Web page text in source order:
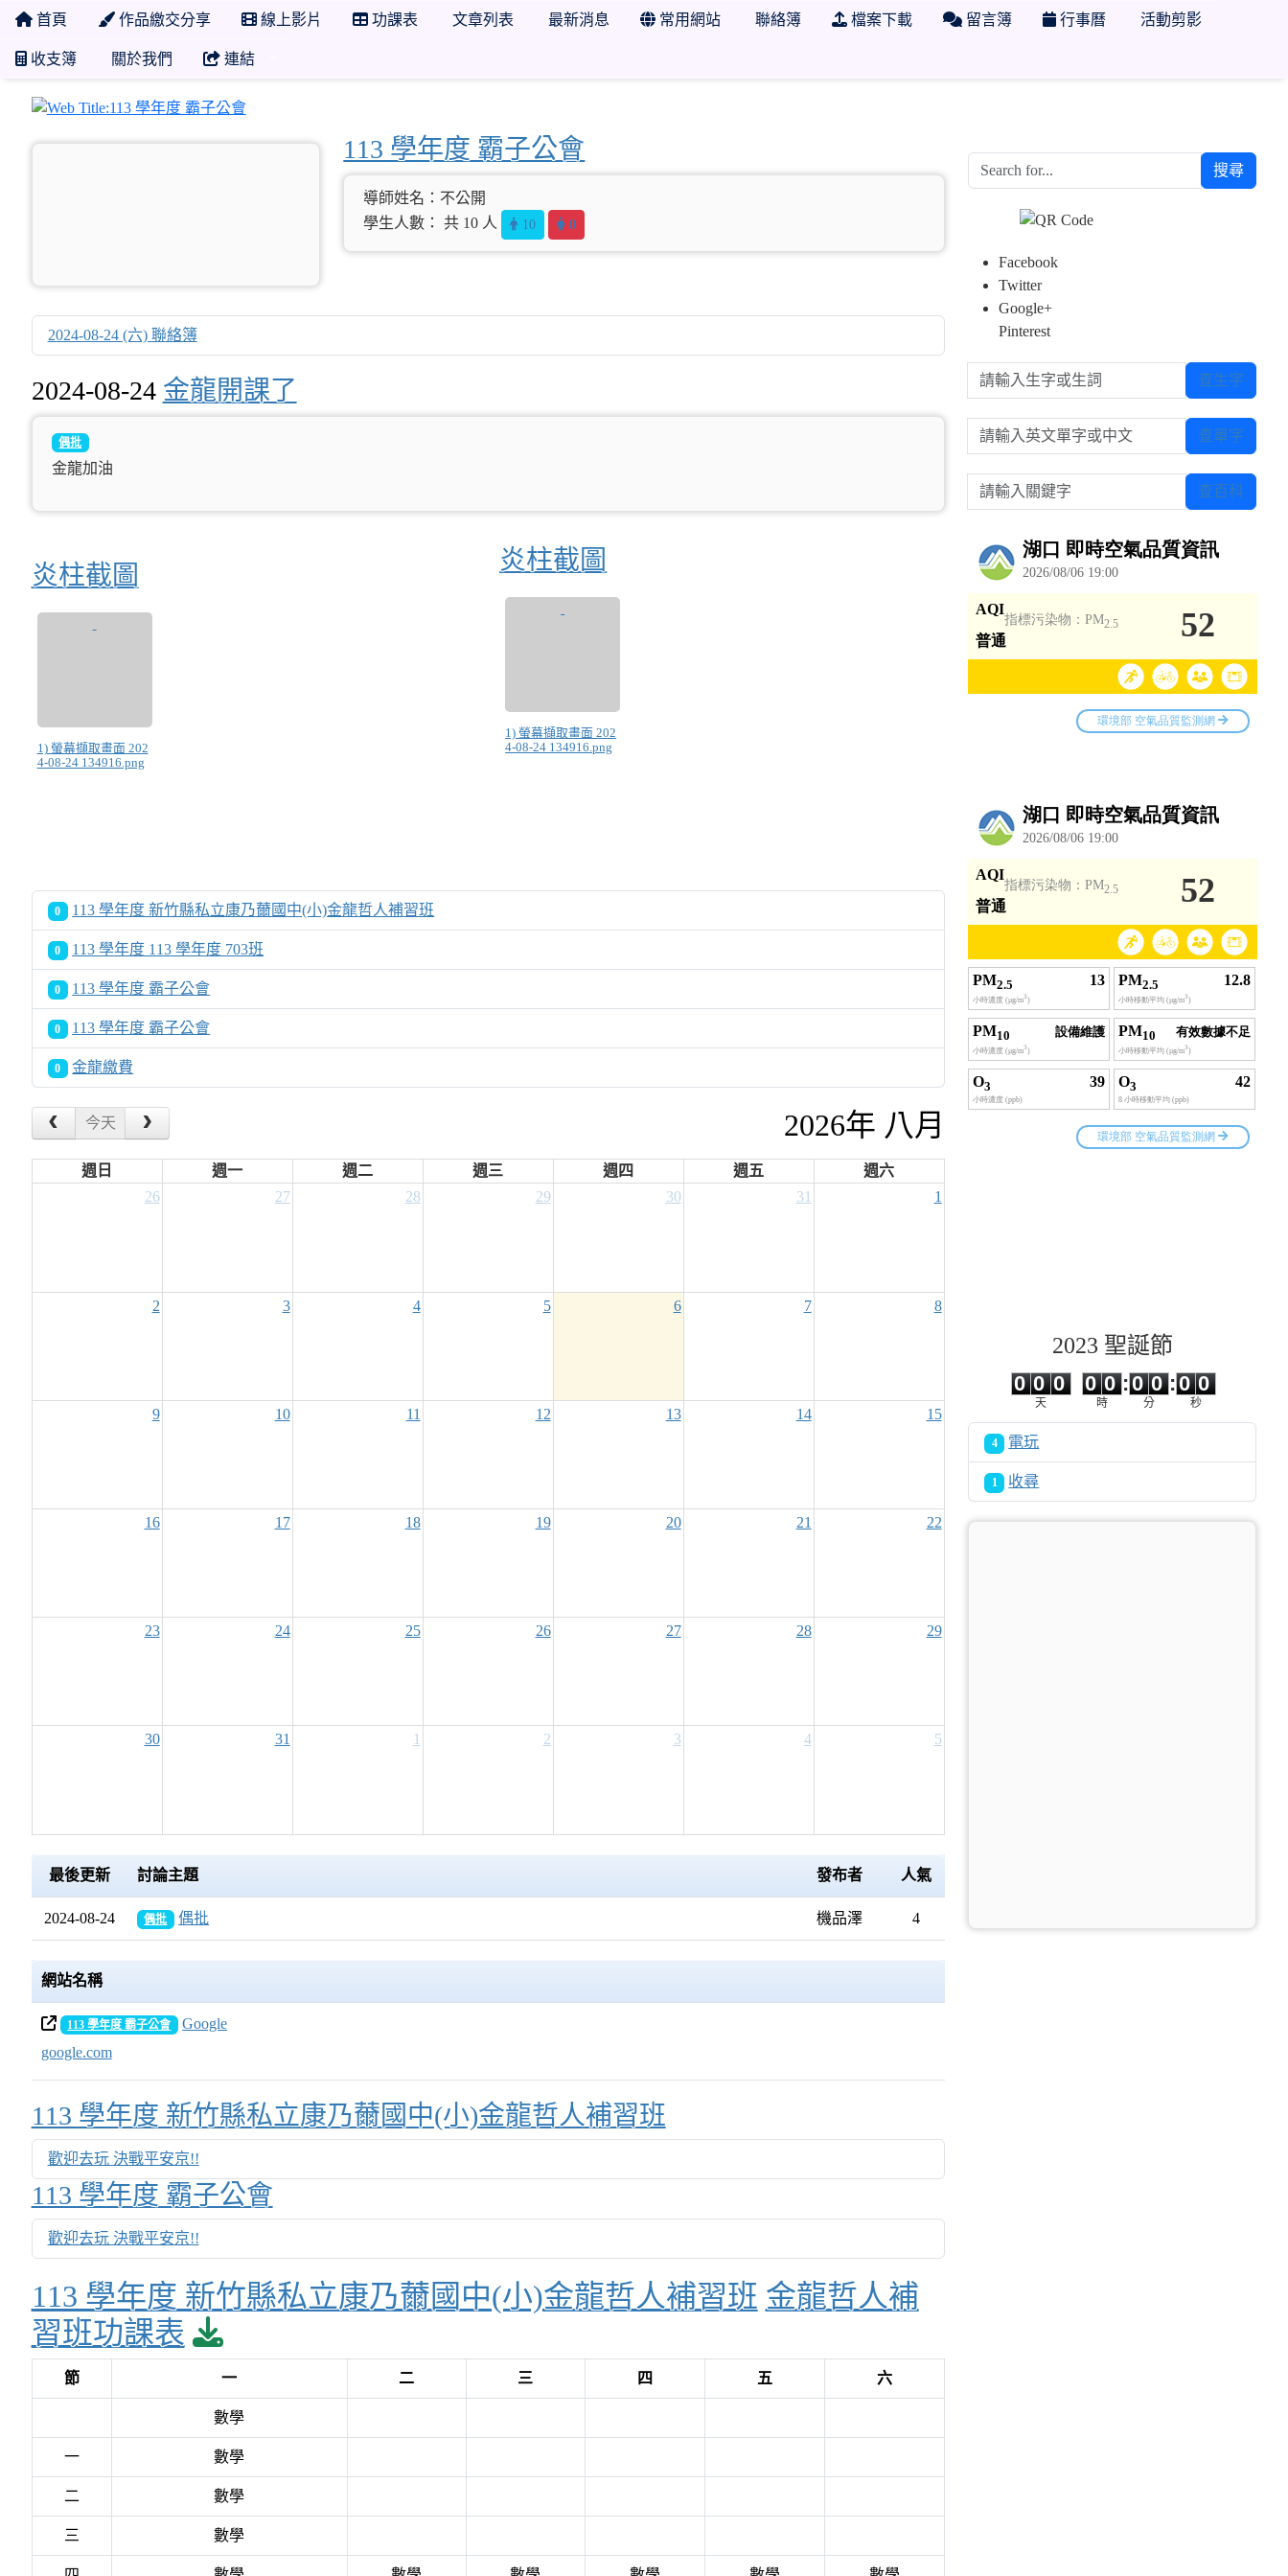
首頁 作品繳交分享 線上影片 功課表 文章列表 最新消息 常用網站 聯絡簿 檔案下載 留言簿 行事曆 活動剪影
收支簿 關於我們 連結
113 學年度 霸子公會
113 學年度 霸子公會
導師姓名：不公開
學生人數： 共 10 人
10 0
2024-08-24 (六) 聯絡簿
2024-08-24 金龍開課了
偶批
金龍加油
炎柱截圖
1) 螢幕擷取畫面 202
4-08-24 134916.png
炎柱截圖
1) 螢幕擷取畫面 202
4-08-24 134916.png
0 113 學年度 新竹縣私立康乃薾國中(小)金龍哲人補習班
0 113 學年度 113 學年度 703班
0 113 學年度 霸子公會
0 113 學年度 霸子公會
0 金龍繳費
今天 2026年 八月
週日 週一 週二 週三 週四 週五
週六
26
27 28 29 30 31 1
2 3 4 5 6 7 8
9 10 11 12 13 14 15
16 17 18 19 20 21 22
23 24 25 26 27 28 29
30 31 1 2 3 4 5
最後更新 討論主題 發布者 人氣
2024-08-24 偶批 偶批 機品澤 4
網站名稱
113 學年度 霸子公會
Google
google.com
Over View
113 學年度 新竹縣私立康乃薾國中(小)金龍哲人補習班
歡迎去玩 決戰平安京!!
113 學年度 霸子公會
歡迎去玩 決戰平安京!!
113 學年度 新竹縣私立康乃薾國中(小)金龍哲人補習班 金龍哲人補
習班功課表
download pdf
節 一 二 三 四 五 六
數學
一 數學
二 數學
三 數學
搜尋
Facebook
Twitter
Google+
Pinterest
請輸入生字或生詞 查生字
請輸入英文單字或中文 查單字
請輸入關鍵字 查百科
2023 聖誕節
0 0 0
天
0
0
0
時
:
0
0
0
0
分
:0 0
秒
4 電玩
1 收尋